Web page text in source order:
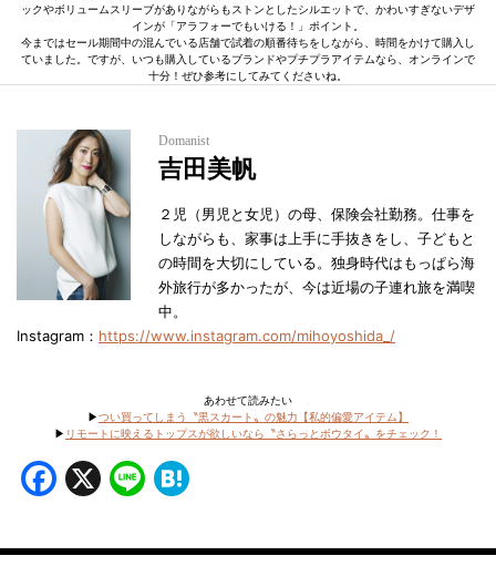
ックやボリュームスリーブがありながらもストンとしたシルエットで、かわいすぎないデザ
インが「アラフォーでもいける！」ポイント。
今まではセール期間中の混んでいる店舗で試着の順番待ちをしながら、時間をかけて購入し
ていました。ですが、いつも購入しているブランドやプチプラアイテムなら、オンラインで
十分！ぜひ参考にしてみてくださいね。
Domanist
吉田美帆
２児（男児と女児）の母、保険会社勤務。仕事を
しながらも、家事は上手に手抜きをし、子どもと
の時間を大切にしている。独身時代はもっぱら海
外旅行が多かったが、今は近場の子連れ旅を満喫
中。
Instagram： https://www.instagram.com/mihoyoshida_/
あわせて読みたい
▶︎つい買ってしまう〝黒スカート〟の魅力【私的偏愛アイテム】
▶︎ リモートに映えるトップスが欲しいなら〝さらっとボウタイ〟をチェック！
Facebook
X Line